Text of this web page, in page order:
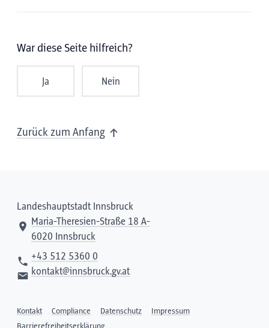
War diese Seite hilfreich?
Ja Nein
Zurück zum Anfang
Landeshauptstadt Innsbruck
Maria-Theresien-Straße 18 A-
6020 Innsbruck
+43 512 5360 0
kontakt@innsbruck.gv.at
Kontakt Compliance Datenschutz
Impressum
Barrierefreiheitserklärung